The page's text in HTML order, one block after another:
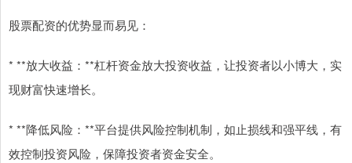
股票配资的优势显而易见：
* **放大收益：**杠杆资金放大投资收益，让投资者以小博大，实
现财富快速增长。
* **降低风险：**平台提供风险控制机制，如止损线和强平线，有
效控制投资风险，保障投资者资金安全。